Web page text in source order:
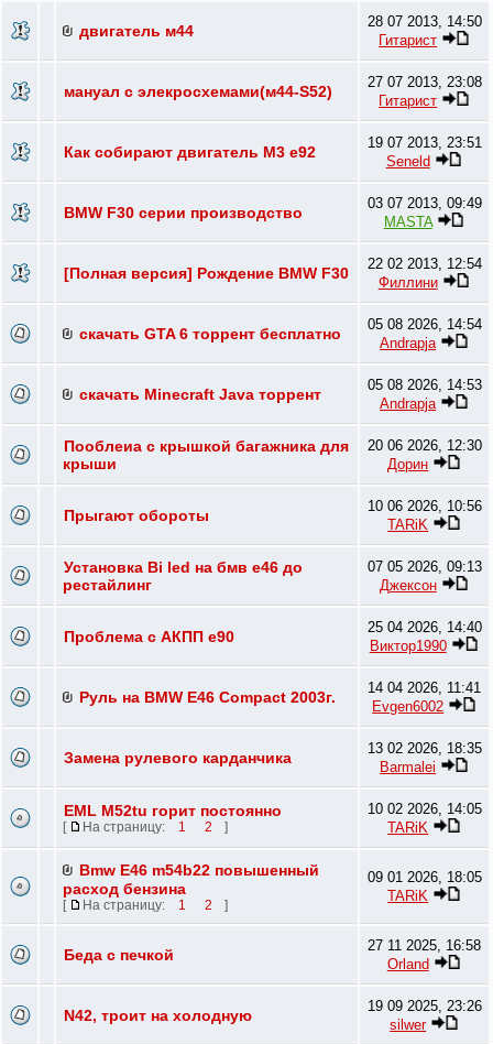
двигатель м44
28 07 2013, 14:50
Гитарист
мануал с элекросхемами(м44-S52)
27 07 2013, 23:08
Гитарист
Как собирают двигатель М3 е92
19 07 2013, 23:51
Seneld
BMW F30 серии производство
03 07 2013, 09:49
MASTA
[Полная версия] Рождение BMW F30
22 02 2013, 12:54
Филлини
скачать GTA 6 торрент бесплатно
05 08 2026, 14:54
Andrapja
скачать Minecraft Java торрент
05 08 2026, 14:53
Andrapja
Пооблеиа с крышкой багажника для
крыши
20 06 2026, 12:30
Дорин
Прыгают обороты
10 06 2026, 10:56
TARiK
Установка Bi led на бмв е46 до
рестайлинг
07 05 2026, 09:13
Джексон
Проблема с АКПП e90
25 04 2026, 14:40
Виктор1990
Руль на BMW E46 Compact 2003г.
14 04 2026, 11:41
Evgen6002
Замена рулевого карданчика
13 02 2026, 18:35
Barmalei
EML M52tu горит постоянно
[ На страницу: 1 2 ]
10 02 2026, 14:05
TARiK
Bmw E46 m54b22 повышенный
расход бензина
[ На страницу: 1 2 ]
09 01 2026, 18:05
TARiK
Беда с печкой
27 11 2025, 16:58
Orland
N42, троит на холодную
19 09 2025, 23:26
silwer